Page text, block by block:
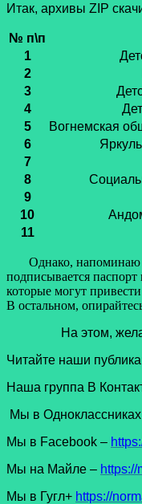
Итак, архивы ZIP
№ п\п
1
2
3
4
5
Вогнемская
6
7
8
9
10
11
Однако, напоминаю
подписывается
которые могут
В остальном,
На этом,
Читайте наши
Наша группа В
Мы в
Мы в Facеbook –
Мы на Майле –
Мы в Гугл+ https://